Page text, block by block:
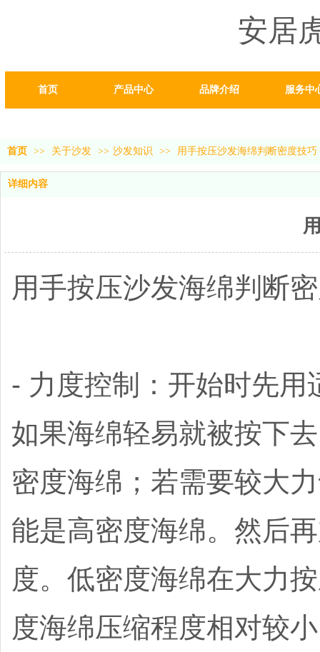
安居
首页 产品中心 品牌介绍 服务中
首页 >> 关于沙发 >> 沙发知识 >> 用手按压沙发海绵判断密度技巧
详细内容
用手按压沙发海绵判断
- 力度控制：开始时先
如果海绵轻易就被按下
密度海绵；若需要较大
能是高密度海绵。然后
度。低密度海绵在大力
度海绵压缩程度相对较